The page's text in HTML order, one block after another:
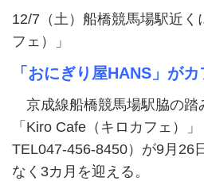
12/7（土）船橋競馬場駅近く
フェ）」
「おにぎり屋HANS」が
京成線船橋競馬場駅脇の踏
「Kiro Cafe（キロカフェ）
TEL047-456-8450）が9月26
なく3カ月を迎える。